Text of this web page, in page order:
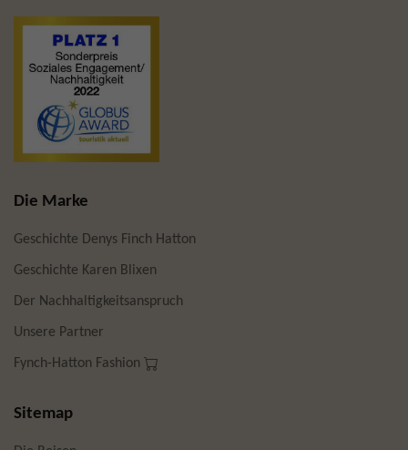
Die Marke
Geschichte Denys Finch Hatton
Geschichte Karen Blixen
Der Nachhaltigkeitsanspruch
Unsere Partner
Fynch-Hatton Fashion
Sitemap